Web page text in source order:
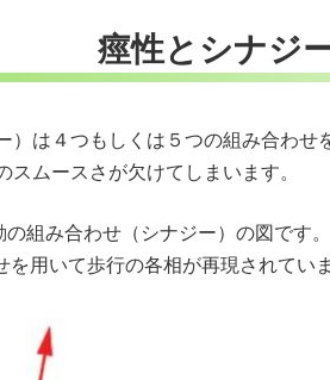
痙性とシナジ
は４つもしくは５つの組み合わ
ムースさが欠けてしまいます。
組み合わせ（シナジー）の図です。
用いて歩行の各相が再現されていま